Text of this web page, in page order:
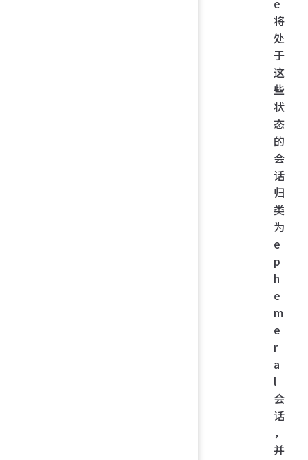
e
将
处
于
这
些
状
态
的
会
话
归
类
为
e
p
h
e
m
e
r
a
l
会
话
，
并